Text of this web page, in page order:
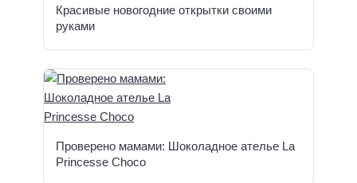
Красивые новогодние открытки своими
руками
Проверено мамами: Шоколадное ателье La
Princesse Choco